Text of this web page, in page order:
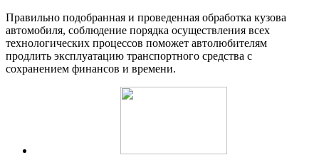
Правильно подобранная и проведенная обработка кузова
автомобиля, соблюдение порядка осуществления всех
технологических процессов поможет автолюбителям
продлить эксплуатацию транспортного средства с
сохранением финансов и времени.